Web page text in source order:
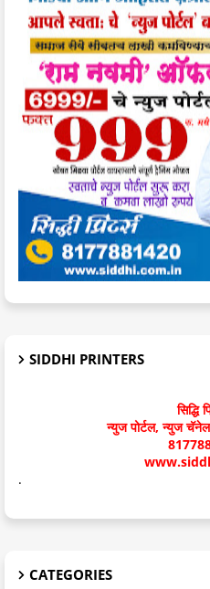
SIDDHI PRINTERS
सिद्धि
न्युज पोर्टल, न्युज
.
CATEGORIES